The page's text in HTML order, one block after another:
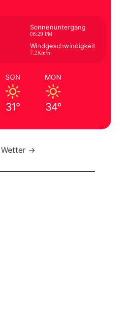
Sonnenuntergang
08:29 PM
Windgeschwindigkeit
7.2Km/h
SON
31°
MON
34°
→